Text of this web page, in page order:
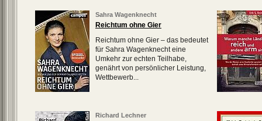
Sahra Wagenknecht
Reichtum ohne Gier
Reichtum ohne Gier – das bedeutet
für Sahra Wagenknecht eine
Umkehr zur echten Teilhabe,
genährt von persönlicher Leistung,
Wettbewerb...
Richard Lechner